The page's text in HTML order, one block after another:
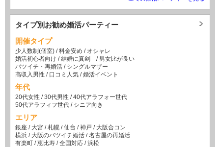
タイプ別お勧め婚活パーティー
開催タイプ
少人数制(個室) /料金安め / オシャレ
婚活初心者向け /結婚に真剣 / 男女比が良い
バツイチ・再婚活 / シングルマザー
高収入男性 / 口コミ人気 /婚活イベント
年代
20代女性 /30代男性 /40代アラフォー世代
50代アラフィフ世代 / シニア向き
エリア
銀座 / 大宮 /札幌 /仙台 /神戸 / 大阪合コン
横浜 / 大阪のバツイチ婚活 /名古屋の再婚活
有楽町 /恵比寿 /全国対応 /浜松